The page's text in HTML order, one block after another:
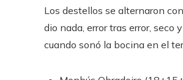
Los destellos se alternaron
dio nada, error tras error, seco
cuando sonó la bocina en el